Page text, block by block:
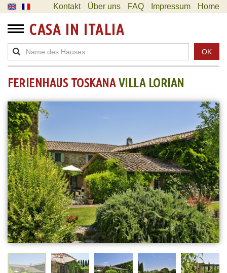
Kontakt Über uns FAQ Impressum Home
CASA IN ITALIA
OK
FERIENHAUS TOSKANAVILLA LORIAN